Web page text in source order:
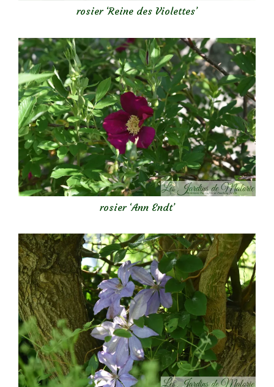
rosier ‘Reine des Violettes’
rosier ‘Ann Endt’